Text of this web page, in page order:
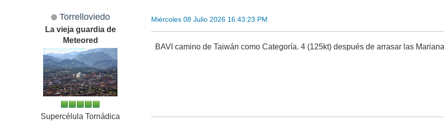
Torrelloviedo
La vieja guardia de
Meteored
Supercélula Tornádica
Miércoles 08 Julio 2026 16:43:23 PM
BAVI camino de Taiwán como Categoría. 4 (125kt) después de arrasar las